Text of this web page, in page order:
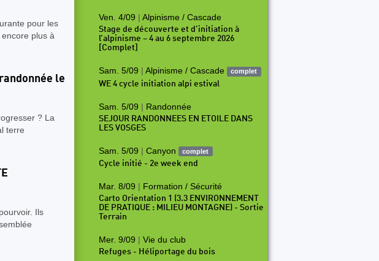
pour les
plus à
le
? La
terre
Ils
Ven. 4/09 | Alpinisme / Cascade
Stage de découverte et d’initiation à
l’alpinisme – 4 au 6 septembre 2026
[Complet]
Sam. 5/09 | Alpinisme / Cascade complet
WE 4 cycle initiation alpi estival
Sam. 5/09 | Randonnée
SEJOUR RANDONNEES EN ETOILE DANS
LES VOSGES
Sam. 5/09 | Canyon complet
Cycle initié - 2e week end
Mar. 8/09 | Formation / Sécurité
Carto Orientation 1 (3.3 ENVIRONNEMENT
DE PRATIQUE : MILIEU MONTAGNE) - Sortie
Terrain
Mer. 9/09 | Vie du club
Refuges - Héliportage du bois